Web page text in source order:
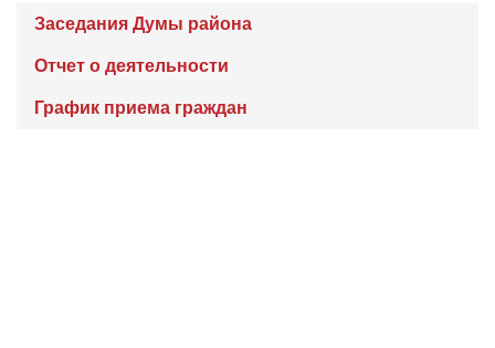
Заседания Думы района
Отчет о деятельности
График приема граждан